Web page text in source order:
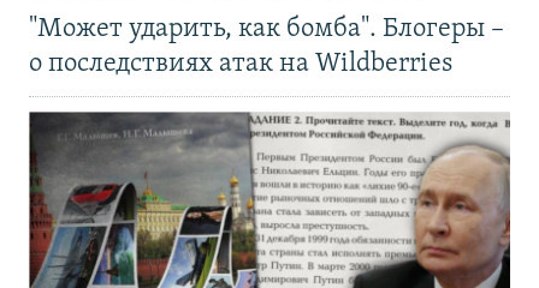
"Может ударить, как бомба". Блогеры –
о последствиях атак на Wildberries